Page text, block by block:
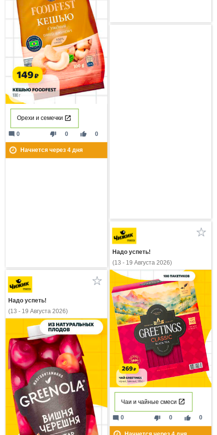
Орехи и семечки
thumb_down 0 thumb_up 0
mode_comment 0
Начнется через 4дня
Надо успеть!
(13 - 19 Августа 2026)
Чаи и чайные смеси
thumb_down 0 thumb_up 0
mode_comment 0
Надо успеть!
(13 - 19 Августа 2026)